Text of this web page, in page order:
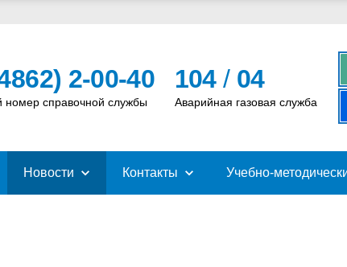
2-00-40
номер справочной службы
104/ 04
Аварийная газовая служба
Новости Контакты Учебно-